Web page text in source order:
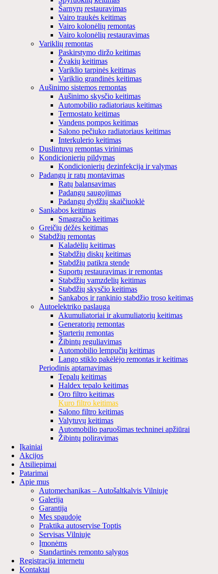
Šarnyrų restauravimas
Vairo traukės keitimas
Vairo kolonėlių remontas
Vairo kolonėlių restauravimas
Variklių remontas
Paskirstymo diržo keitimas
Žvakių keitimas
Variklio tarpinės keitimas
Variklio grandinės keitimas
Aušinimo sistemos remontas
Aušinimo skysčio keitimas
Automobilio radiatoriaus keitimas
Termostato keitimas
Vandens pompos keitimas
Salono pečiuko radiatoriaus keitimas
Interkulerio keitimas
Duslintuvų remontas virinimas
Kondicionierių pildymas
Kondicionierių dezinfekcija ir valymas
Padangų ir ratų montavimas
Ratų balansavimas
Padangų saugojimas
Padangų dydžių skaičiuoklė
Sankabos keitimas
Smagračio keitimas
Greičių dėžės keitimas
Stabdžių remontas
Kaladėlių keitimas
Stabdžių diskų keitimas
Stabdžių patikra stende
Suportų restauravimas ir remontas
Stabdžių vamzdelių keitimas
Stabdžių skysčio keitimas
Sankabos ir rankinio stabdžio troso keitimas
Autoelektriko paslauga
Akumuliatoriai ir akumuliatorių keitimas
Generatorių remontas
Starterių remontas
Žibintų reguliavimas
Automobilio lempučių keitimas
Lango stiklo pakėlėjo remontas ir keitimas
Periodinis aptarnavimas
Tepalų keitimas
Haldex tepalo keitimas
Oro filtro keitimas
Kuro filtro keitimas
Salono filtro keitimas
Valytuvų keitimas
Automobilio paruošimas techninei apžiūrai
Žibintų poliravimas
Įkainiai
Akcijos
Atsiliepimai
Patarimai
Apie mus
Automechanikas – Autošaltkalvis Vilniuje
Galerija
Garantija
Mes spaudoje
Praktika autoservise Toptis
Servisas Vilniuje
Įmonėms
Standartinės remonto sąlygos
Registracija internetu
Kontaktai